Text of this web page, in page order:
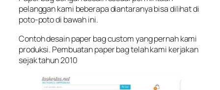
pelanggan kami beberapa diantaranya bisa dilihat di
poto-poto di bawah ini.
Contoh desain paper bag custom yang pernah kami
produksi. Pembuatan paper bag telah kami kerjakan
sejak tahun 2010